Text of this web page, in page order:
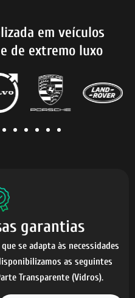
em veículos
de extremo luxo
garantias
se adapta às necessidades
as seguintes
Transparente (Vidros).